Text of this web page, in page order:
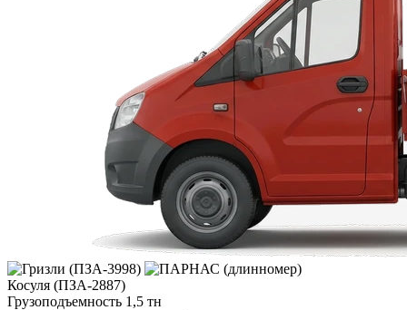
Косуля (ПЗА-2887)
Грузоподъемность 1,5 тн